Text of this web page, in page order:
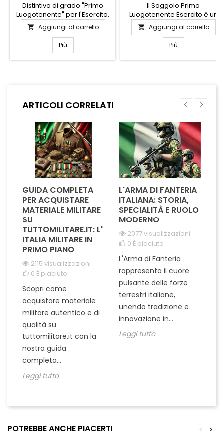
Distintivo di grado "Primo
Luogotenente" per l'Esercito,
realizzato con materiali di
alta qualità e dotato di
pratico sistema Velcro per
un'applicazione rapida e
sicura. Questo accessorio
impeccabile sulla tua
resistente...
 Aggiungi al carrello
Più
Il Soggolo Primo
Luogotenente Esercito è un
simbolo di prestigio e
autorità, progettato per
riflettere l'eccellenza e la
dedizione dei nostri militari.
Realizzato con materiali di
integra perfettamente con
aspetto impeccabile e
elegante e resistente...
 Aggiungi al carrello
Più
ARTICOLI CORRELATI
GUIDA COMPLETA
PER ACQUISTARE
MATERIALE MILITARE
SU
TUTTOMILITARE.IT: L'
ITALIA MILITARE IN
PRIMO PIANO
2115 visualizzazioni
0 È piaciuto
Scopri come
acquistare materiale
militare autentico e di
qualità su
tuttomilitare.it con la
nostra guida
completa...
Leggi tutto
L'ARMA DI FANTERIA
ITALIANA: STORIA,
SPECIALITÀ E RUOLO
MODERNO
2077 visualizzazioni
0 È piaciuto
L'Arma di Fanteria
rappresenta il cuore
pulsante delle forze
terrestri italiane,
unendo tradizione e
innovazione in...
Leggi tutto
POTREBBE ANCHE PIACERTI >
<